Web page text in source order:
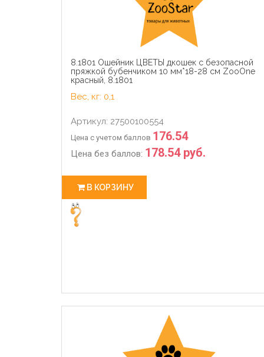
8.1801 Ошейник ЦВЕТЫ дкошек с безопасной
пряжкой бубенчиком 10 мм*18-28 см ZooOne
красный, 8.1801
Вес, кг: 0,1
Артикул: 27500100554
Цена с учетом баллов 176.54
Цена без баллов: 178.54 руб.
В КОРЗИНУ